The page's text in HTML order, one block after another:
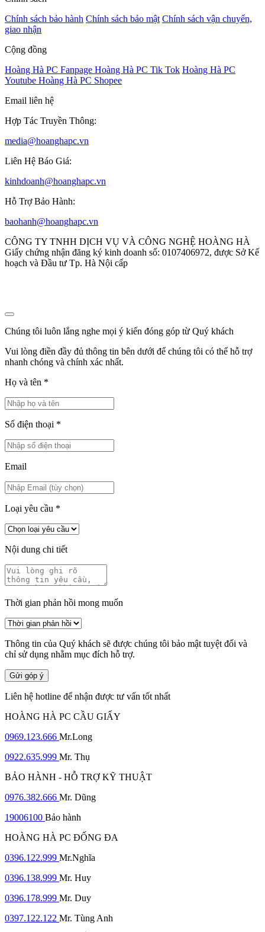
Chính sách bảo hành Chính sách bảo mật Chính sách vận chuyển,
giao nhận
Cộng đồng
Hoàng Hà PC Fanpage Hoàng Hà PC Tik Tok Hoàng Hà PC
Youtube Hoàng Hà PC Shopee
Email liên hệ
Hợp Tác Truyền Thông:
media@hoanghapc.vn
Liên Hệ Báo Giá:
kinhdoanh@hoanghapc.vn
Hỗ Trợ Bảo Hành:
baohanh@hoanghapc.vn
CÔNG TY TNHH DỊCH VỤ VÀ CÔNG NGHỆ HOÀNG HÀ
Giấy chứng nhận đăng ký kinh doanh số: 0107406972, được Sở Kế
hoạch và Đầu tư Tp. Hà Nội cấp
Chúng tôi luôn lắng nghe mọi ý kiến đóng góp từ Quý khách
Vui lòng điền đầy đủ thông tin bên dưới để chúng tôi có thể hỗ trợ
nhanh chóng và chính xác nhất.
Họ và tên *
Số điện thoại *
Email
Loại yêu cầu *
Nội dung chi tiết
Thời gian phản hồi mong muốn
Thông tin của Quý khách sẽ được chúng tôi bảo mật tuyệt đối và
chỉ sử dụng nhằm mục đích hỗ trợ.
Gửi góp ý
Liên hệ hotline để nhận được tư vấn tốt nhất
HOÀNG HÀ PC CẦU GIẤY
0969.123.666 Mr.Long
0922.635.999 Mr. Thụ
BẢO HÀNH - HỖ TRỢ KỸ THUẬT
0976.382.666 Mr. Dũng
19006100 Bảo hành
HOÀNG HÀ PC ĐỐNG ĐA
0396.122.999 Mr.Nghĩa
0396.138.999 Mr. Huy
0396.178.999 Mr. Duy
0397.122.122 Mr. Tùng Anh